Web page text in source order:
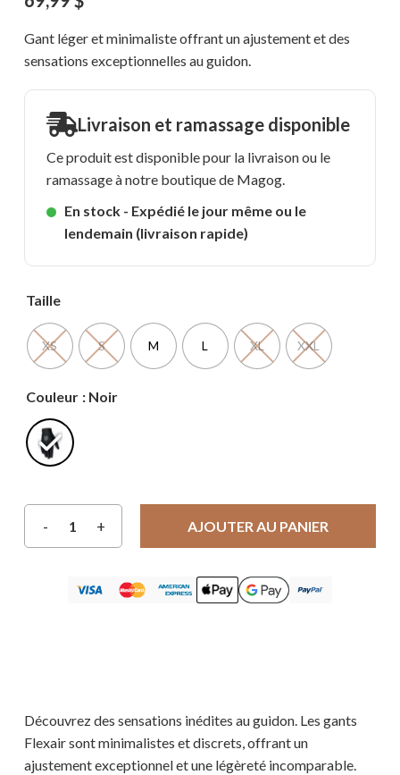
Gant léger et minimaliste offrant un ajustement et des
sensations exceptionnelles au guidon.
Livraison et ramassage disponible
Ce produit est disponible pour la livraison ou le
ramassage à notre boutique de Magog.
En stock - Expédié le jour même ou le
lendemain (livraison rapide)
Taille
XS S M L XL XXL
Couleur : Noir
AJOUTER AU PANIER
Découvrez des sensations inédites au guidon. Les gants
Flexair sont minimalistes et discrets, offrant un
ajustement exceptionnel et une légèreté incomparable.